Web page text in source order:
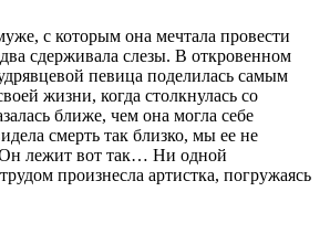
с которым она мечтала провести
сдерживала слезы. В откровенном
певица поделилась самым
жизни, когда столкнулась со
ближе, чем она могла себе
смерть так близко, мы ее не
лежит вот так… Ни одной
произнесла артистка, погружаясь